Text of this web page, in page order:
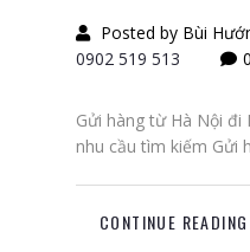
Posted by Bùi
0902 519 513
Gửi hàng từ Hà Nội đi
nhu cầu tìm kiếm Gửi
CONTINUE READING